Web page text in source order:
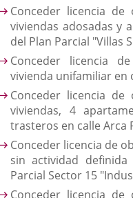
Conceder licencia
viviendas adosadas y
del Plan Parcial "Villas
Conceder licencia
vivienda unifamiliar en
Conceder licencia
viviendas, 4
trasteros en calle Arca
Conceder licencia de
sin actividad
Parcial Sector 15
Conceder licencia